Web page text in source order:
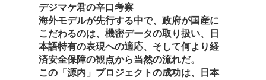
デジマケ君の辛口考察
海外モデルが先行する中で、政府が国産に
こだわるのは、機密データの取り扱い、日
本語特有の表現への適応、そして何より経
済安全保障の観点から当然の流れだ。
この「源内」プロジェクトの成功は、日本